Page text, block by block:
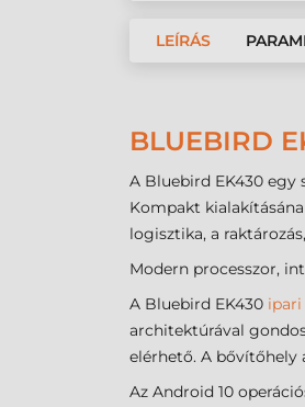
LEÍRÁS
BLUEBIRD
A Bluebird EK430 egy
Kompakt
logisztika, a
Modern processzor,
A Bluebird EK430
architektúrával
elérhető. A bővítőhely
Az Android 10